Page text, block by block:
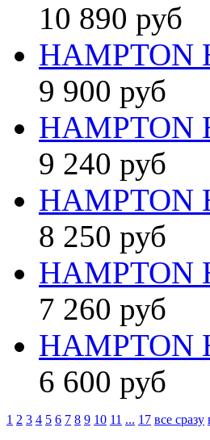
10 890 руб
HAMPTON
9 900 руб
HAMPTON
9 240 руб
HAMPTON
8 250 руб
HAMPTON
7 260 руб
HAMPTON
6 600 руб
1 2 3 4 5 6 7 8 9 10 11 ... 17 все сразу